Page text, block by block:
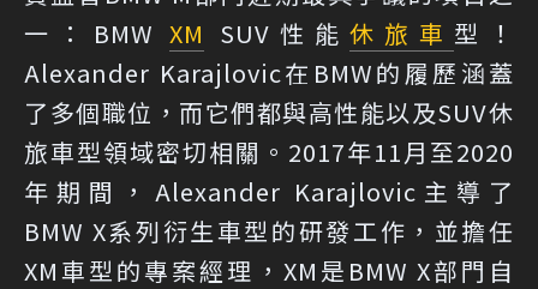
一：BMW XM SUV性能 休旅車 型！
Alexander Karajlovic在BMW的履歷涵蓋
了多個職位，而它們都與高性能以及SUV休
旅車型領域密切相關。2017年11月至2020
年期間，Alexander Karajlovic主導了
BMW X系列衍生車型的研發工作，並擔任
XM車型的專案經理，XM是BMW X部門自